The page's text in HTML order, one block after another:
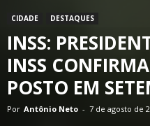
CIDADE DESTAQUES
INSS:
INSS
POSTO EM
Por Antônio Neto - 7 de agosto de